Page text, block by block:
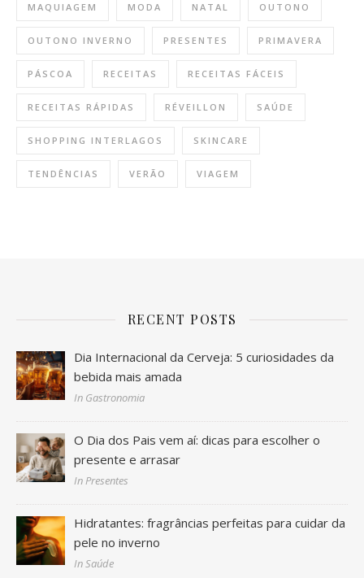
MAQUIAGEM MODA NATAL OUTONO
OUTONO INVERNO PRESENTES PRIMAVERA
PÁSCOA RECEITAS RECEITAS FÁCEIS
RECEITAS RÁPIDAS RÉVEILLON SAÚDE
SHOPPING INTERLAGOS SKINCARE
TENDÊNCIAS VERÃO VIAGEM
RECENT POSTS
Dia Internacional da Cerveja: 5 curiosidades da
bebida mais amada
In Gastronomia
O Dia dos Pais vem aí: dicas para escolher o
presente e arrasar
In Presentes
Hidratantes: fragrâncias perfeitas para cuidar da
pele no inverno
In Saúde